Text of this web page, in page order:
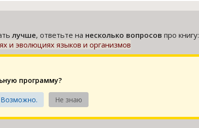
лучше, ответьте на несколько вопросов про книгу:
и эволюциях языков и организмов
программу?
Возможно. Не знаю